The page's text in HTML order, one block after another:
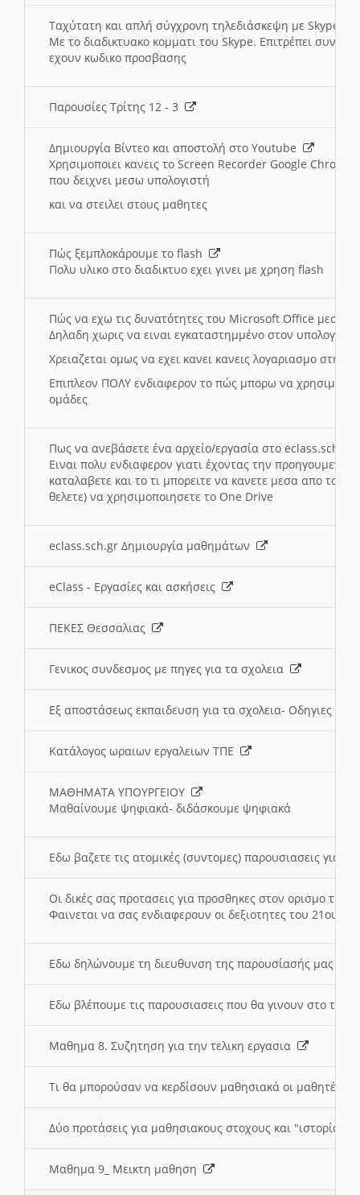
Ταχύτατη και απλή σύγχρονη τηλεδιάσκεψη με Skype
Με το διαδικτυακο κομματι του Skype. Επιτρέπει
εχουν κωδικο προσβασης
Παρουσίες Τρίτης 12 - 3
Δημιουργία Βίντεο και αποστολή στο Youtube
Χρησιμοποιει κανεις το Screen Recorder Google Chrome
που δειχνει μεσω υπολογιστή
και να στειλει στους μαθητες
Πώς ξεμπλοκάρουμε το flash
Πολυ υλικο στο διαδικτυο εχει γινει με χρηση flash
Πώς να εχω τις δυνατότητες του Microsoft Office μεσω
Δηλαδη χωρις να ειναι εγκαταστημμένο στον
Χρειαζεται ομως να εχει κανει κανεις λογαριασμο στη
Επιπλεον ΠΟΛΥ ενδιαφερον το πώς μπορω να
ομάδες
Πως να ανεβάσετε ένα αρχείο/εργασία στο eclass.sch.gr
Ειναι πολυ ενδιαφερον γιατι έχοντας την
καταλαβετε και το τι μπορειτε να κανετε μεσα απο το
θελετε) να χρησιμοποιησετε το One Drive
eclass.sch.gr Δημιουργία μαθημάτων
eClass - Εργασίες και ασκήσεις
ΠΕΚΕΣ Θεσσαλιας
Γενικος συνδεσμος με πηγες για τα σχολεια
Εξ αποστάσεως εκπαιδευση για τα σχολεια- Οδηγιες
Κατάλογος ωραιων εργαλειων ΤΠΕ
ΜΑΘΗΜΑΤΑ ΥΠΟΥΡΓΕΙΟΥ
Μαθαίνουμε ψηφιακά- διδάσκουμε ψηφιακά
Εδω βαζετε τις ατομικές (συντομες) παρουσιασεις για
Οι δικές σας προτασεις για προσθηκες στον ορισμο
Φαινεται να σας ενδιαφερουν οι δεξιοτητες του 21ου
Εδω δηλώνουμε τη διευθυνση της παρουσίασής μας
Εδω βλέπουμε τις παρουσιασεις που θα γινουν στο
Μαθημα 8. Συζητηση για την τελικη εργασια
Τι θα μπορούσαν να κερδίσουν μαθησιακά οι μαθητές/
Δύο προτάσεις για μαθησιακους στοχους και "ιστορία"
Μαθημα 9_ Μεικτη μαθηση